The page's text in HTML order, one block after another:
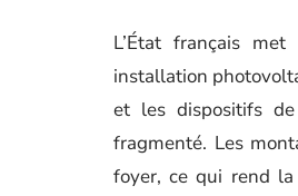
L’État français
installation
et les dispositifs
fragmenté. Les
foyer, ce qui rend